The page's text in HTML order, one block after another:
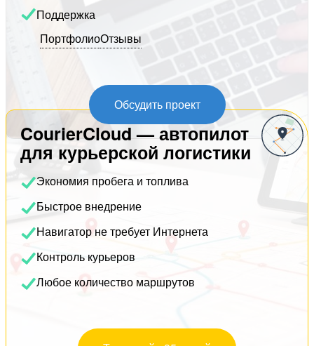
Поддержка
ПортфолиоОтзывы
Обсудить проект
CourierCloud — автопилот
для курьерской логистики
Экономия пробега и топлива
Быстрое внедрение
Навигатор не требует Интернета
Контроль курьеров
Любое количество маршрутов